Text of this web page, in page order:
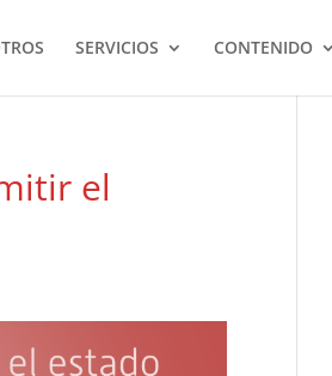
SERVICIOS CONTENIDO
el